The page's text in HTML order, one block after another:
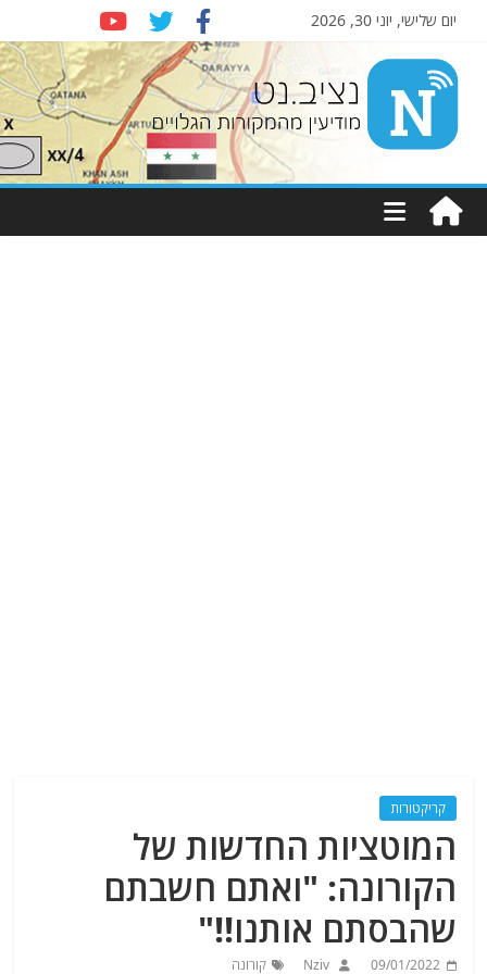
יום שלישי, יוני 30, 2026
Nziv.net
מודיעין
מהמקורות
קריקטורות
המוטציות החדשות של
הקורונה: "ואתם חשבתם
שהבסתם אותנו!!"
09/01/2022
Nziv קורונה